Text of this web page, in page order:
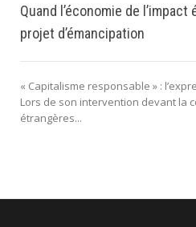
Quand l’économie de l’impact
projet d’émancipation
« Capitalisme responsable » :
Lors de son intervention devant la
étrangères...